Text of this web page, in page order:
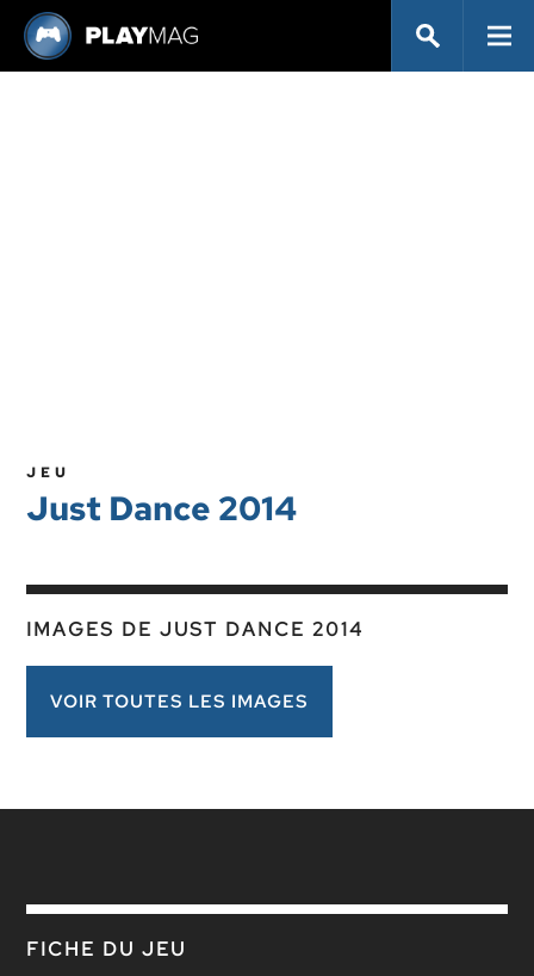
JEU
Just Dance 2014
IMAGES DE JUST DANCE 2014
VOIR TOUTES LES IMAGES
FICHE DU JEU